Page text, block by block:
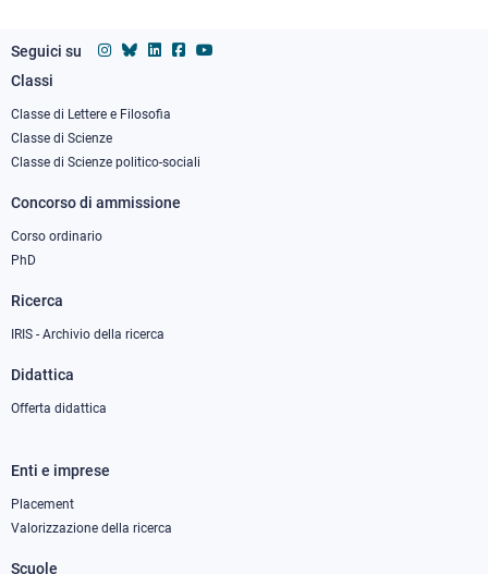
Seguici su
Footer
column
1
Classi
Classe di Lettere e Filosofia
Classe di Scienze
Classe di Scienze politico-sociali
Concorso di ammissione
Corso ordinario
PhD
Ricerca
IRIS - Archivio della ricerca
Didattica
Offerta didattica
Footer
column
Enti e imprese
Placement
Valorizzazione della ricerca
Scuole